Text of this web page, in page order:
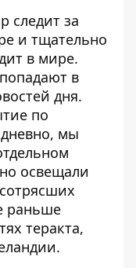
следит за
и тщательно
в мире.
в
дня.
по
мы
освещали
раньше
теракта,
.